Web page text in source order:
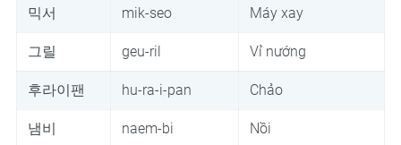
믹서 mik-seo Máy xay
그릴 geu-ril Vỉ nướng
후라이팬 hu-ra-i-pan Chảo
냄비 naem-bi Nồi